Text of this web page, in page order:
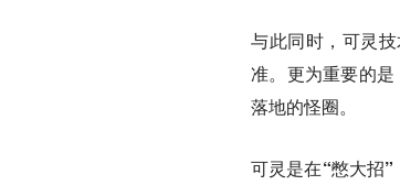
与此同时，可灵
准。更为重要的
落地的怪圈。
可灵是在“憋大招